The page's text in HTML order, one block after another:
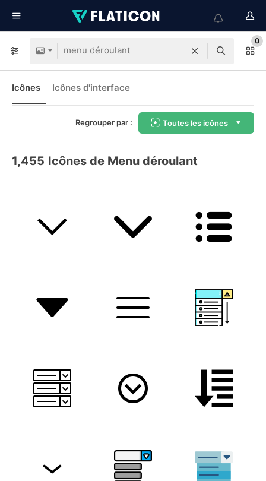
0
Icônes Icônes d'interface
Regrouper par : Toutes les icônes
1,455 Icônes de Menu déroulant